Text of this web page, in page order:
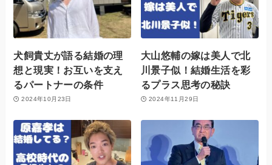
犬飼貴丈が語る結婚の理
想と現実！お互いを支え
るパートナーの条件
2024年10月23日
大山悠輔の嫁は美人で北
川景子似！結婚生活を彩
るプラス思考の秘訣
2024年11月29日